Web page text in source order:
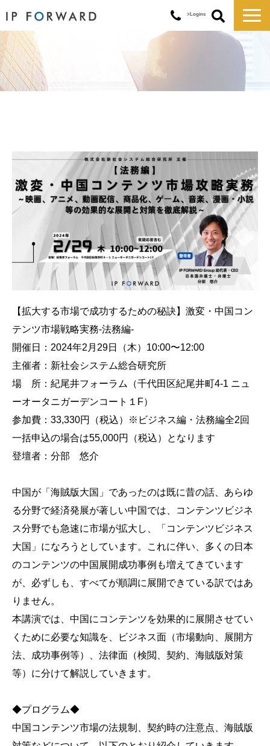
>Logins
サービス一覧
対応実績
コラム
企業情報
【拡大する市場で成功するための秘訣】激変・中国コン
テンツ市場戦略実務-法務編-
開催日：2024年2月29日（木）10:00〜12:00
主催者：新社会システム総合研究所
場 所：紀尾井フォーラム（千代田区紀尾井町4-1 ニュ
ーオータニガーデンコート１F）
参加費：33,330円（税込）※ビジネス編・法務編全2回
一括申込の場合は55,000円（税込）となります
登壇者：分部 悠介
中国が「海賊版大国」であったのは既に昔の話、あらゆ
る分野で経済発展が著しい中国では、コンテンツビジネ
ス分野でも急速に市場が拡大し、「コンテンツビジネス
大国」になろうとしています。これに伴い、多くの日本
のコンテンツの中国展開成功事例も増えてきています
が、必ずしも、すべてが順調に展開できている訳ではあ
りません。
本講演では、中国にコンテンツを効果的に展開させてい
くために必要な知識を、ビジネス面（市場動向、展開方
法、成功事例等）、法律面（検閲、契約、海賊版対策
等）に分けて解説していきます。
◆プログラム◆
中国コンテンツ市場の法規制、契約時の注意点、海賊版